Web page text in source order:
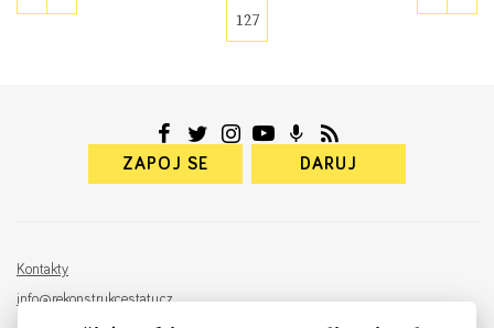
127
ZAPOJ SE DARUJ
Kontakty
info@rekonstrukcestatu.cz